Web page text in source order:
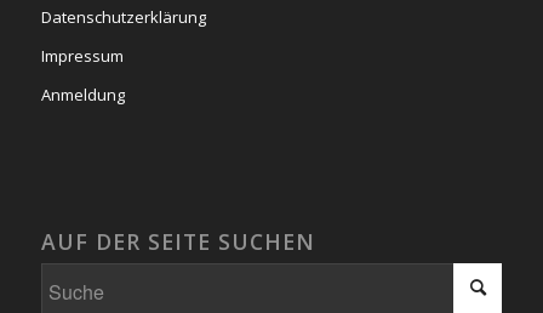
Datenschutzerklärung
Impressum
Anmeldung
AUF DER SEITE SUCHEN